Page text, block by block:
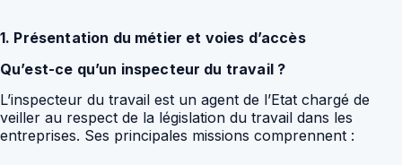
1. Présentation du métier et voies d’accès
Qu’est-ce qu’un inspecteur du travail ?
L’inspecteur du travail est un agent de l’Etat chargé de
veiller au respect de la législation du travail dans les
entreprises. Ses principales missions comprennent :